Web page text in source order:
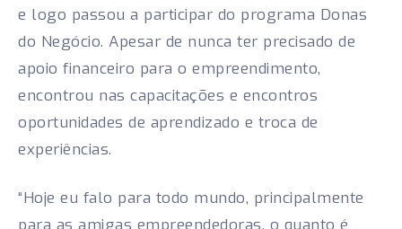
e logo passou a participar do programa Donas
do Negócio. Apesar de nunca ter precisado de
apoio financeiro para o empreendimento,
encontrou nas capacitações e encontros
oportunidades de aprendizado e troca de
experiências.
“Hoje eu falo para todo mundo, principalmente